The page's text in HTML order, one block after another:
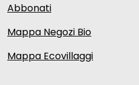
Abbonati
Mappa Negozi Bio
Mappa Ecovillaggi